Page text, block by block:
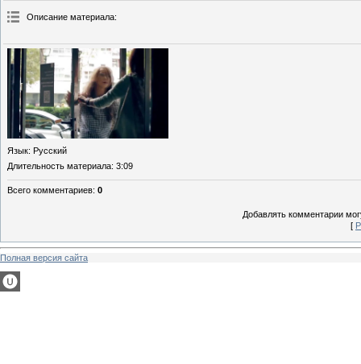
Описание материала:
Язык: Русский
Длительность материала: 3:09
Всего комментариев: 0
Добавлять комментарии
[
Полная версия сайта